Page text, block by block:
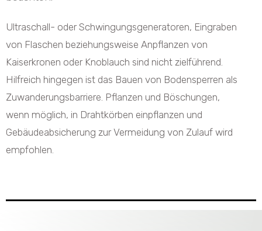
Ultraschall- oder Schwingungsgeneratoren, Eingraben
von Flaschen beziehungsweise Anpflanzen von
Kaiserkronen oder Knoblauch sind nicht zielführend.
Hilfreich hingegen ist das Bauen von Bodensperren als
Zuwanderungsbarriere. Pflanzen und Böschungen,
wenn möglich, in Drahtkörben einpflanzen und
Gebäudeabsicherung zur Vermeidung von Zulauf wird
empfohlen.